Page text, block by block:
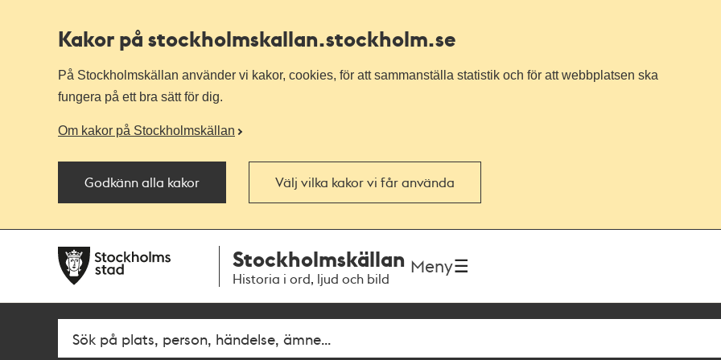
Kakor på stockholmskallan.stockholm.se
På Stockholmskällan använder vi kakor, cookies, för att sammanställa statistik och för att webbplatsen ska
fungera på ett bra sätt för dig.
Om kakor på Stockholmskällan
Godkänn alla kakor Välj vilka kakor vi får använda
navigationen
huvudinnehållet
Stockholmskällan
Historia i ord, ljud och bild
Meny
SökFritextsök